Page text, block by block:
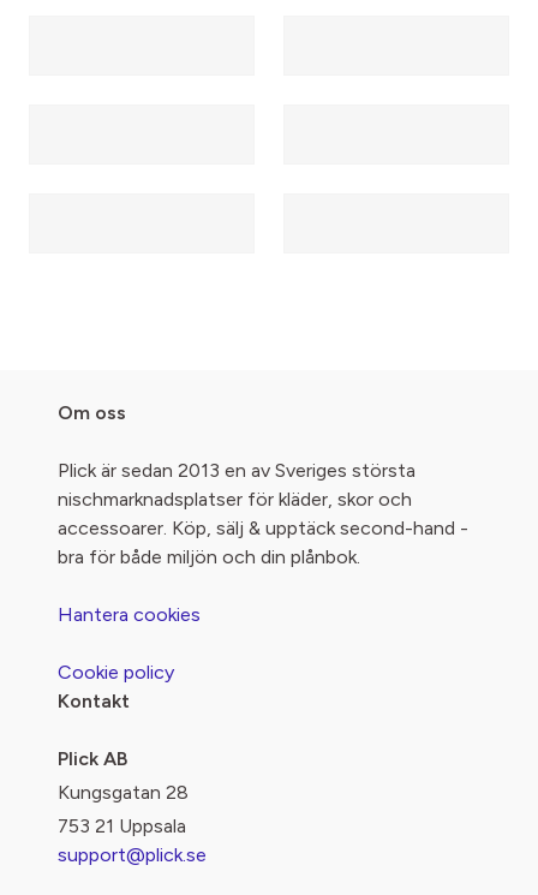
Om oss
Plick är sedan 2013 en av Sveriges största
nischmarknadsplatser för kläder, skor och
accessoarer. Köp, sälj & upptäck second-hand -
bra för både miljön och din plånbok.
Hantera cookies
Cookie policy
Kontakt
Plick AB
Kungsgatan 28
753 21 Uppsala
support@plick.se